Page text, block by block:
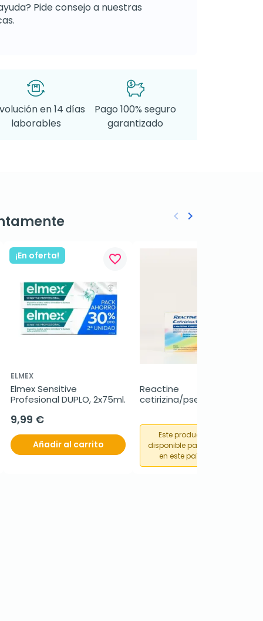
Pide consejo a nuestras
en 14 días
laborables
Pago 100% seguro
garantizado
¡En oferta! favorite_border
ELMEX
Elmex Sensitive
Profesional DUPLO, 2x75ml.
9,99 €
Añadir al carrito
Reactine
cetirizina/pseudoefedrina
Este producto no está
disponible para su compra
en este país o región.
Anterior
keyboard_arrow_left Siguiente
keyboard_arrow_right